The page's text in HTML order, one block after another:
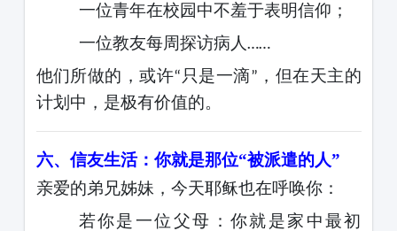
一位青年在校园中不羞于表明信仰；
一位教友每周探访病人 ……
他们所做的，或许“ 只是一滴” ，但在天主的
计划中，是极有价值的。
六、信友生活：你就是那位“被派遣的人”
亲爱的弟兄姊妹，今天耶稣也在呼唤你：
若你是一位父母：你就是家中最初